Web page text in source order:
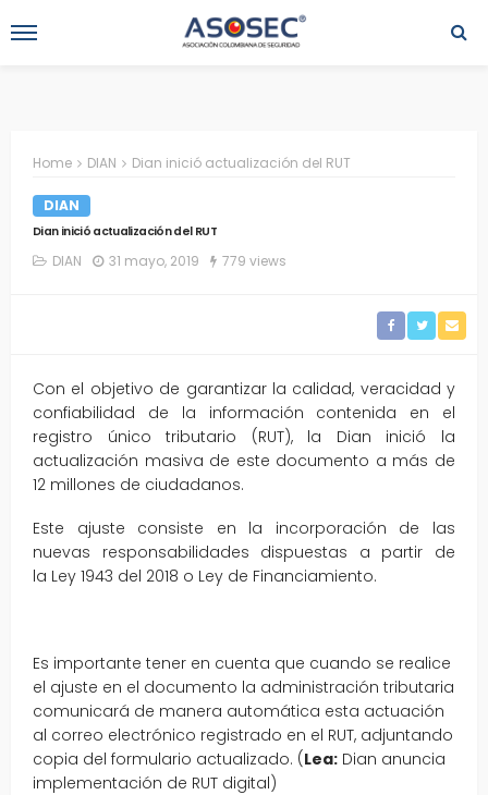
Home DIAN Dian inició actualización del RUT
DIAN
Dian inició actualización del RUT
DIAN 31 mayo, 2019 779 views
Con el objetivo de garantizar la calidad, veracidad y
confiabilidad de la información contenida en el
registro único tributario (RUT), la Dian inició la
actualización masiva de este documento a más de
12 millones de ciudadanos.
Este ajuste consiste en la incorporación de las
nuevas responsabilidades dispuestas a partir de
la Ley 1943 del 2018 o Ley de Financiamiento.
Es importante tener en cuenta que cuando se realice
el ajuste en el documento la administración tributaria
comunicará de manera automática esta actuación
al correo electrónico registrado en el RUT, adjuntando
copia del formulario actualizado. (Lea: Dian anuncia
implementación de RUT digital)